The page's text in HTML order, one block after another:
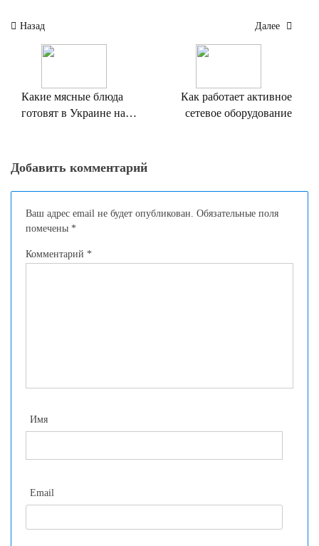
Навигация
записям
Назад
Какие мясные блюда
готовят в Украине на
Далее
Как работает активное
сетевое оборудование
Добавить комментарий
Ваш адрес email не будет опубликован. Обязательные поля
помечены *
Комментарий *
Имя
Email